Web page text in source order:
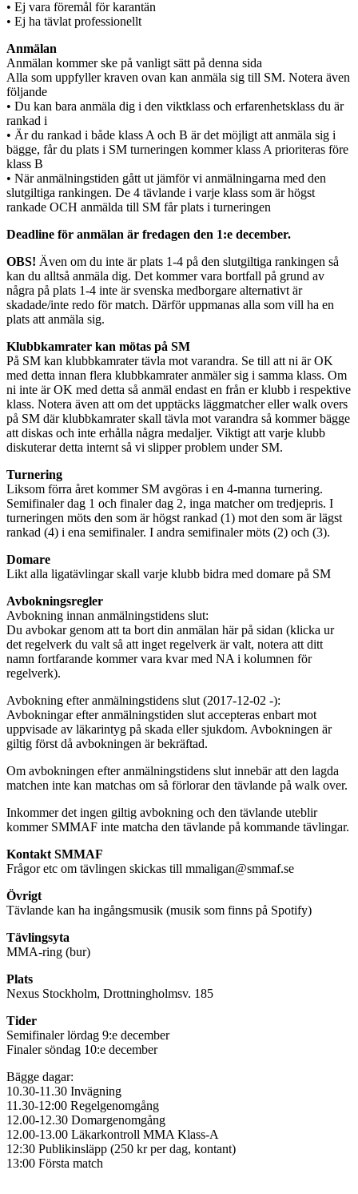
• Ej vara föremål för karantän
• Ej ha tävlat professionellt
Anmälan
Anmälan kommer ske på vanligt sätt på denna sida
Alla som uppfyller kraven ovan kan anmäla sig till SM. Notera även
följande
• Du kan bara anmäla dig i den viktklass och erfarenhetsklass du är
rankad i
• Är du rankad i både klass A och B är det möjligt att anmäla sig i
bägge, får du plats i SM turneringen kommer klass A prioriteras före
klass B
• När anmälningstiden gått ut jämför vi anmälningarna med den
slutgiltiga rankingen. De 4 tävlande i varje klass som är högst
rankade OCH anmälda till SM får plats i turneringen
Deadline för anmälan är fredagen den 1:e december.
OBS! Även om du inte är plats 1-4 på den slutgiltiga rankingen så
kan du alltså anmäla dig. Det kommer vara bortfall på grund av
några på plats 1-4 inte är svenska medborgare alternativt är
skadade/inte redo för match. Därför uppmanas alla som vill ha en
plats att anmäla sig.
Klubbkamrater kan mötas på SM
På SM kan klubbkamrater tävla mot varandra. Se till att ni är OK
med detta innan flera klubbkamrater anmäler sig i samma klass. Om
ni inte är OK med detta så anmäl endast en från er klubb i respektive
klass. Notera även att om det upptäcks läggmatcher eller walk overs
på SM där klubbkamrater skall tävla mot varandra så kommer bägge
att diskas och inte erhålla några medaljer. Viktigt att varje klubb
diskuterar detta internt så vi slipper problem under SM.
Turnering
Liksom förra året kommer SM avgöras i en 4-manna turnering.
Semifinaler dag 1 och finaler dag 2, inga matcher om tredjepris. I
turneringen möts den som är högst rankad (1) mot den som är lägst
rankad (4) i ena semifinaler. I andra semifinaler möts (2) och (3).
Domare
Likt alla ligatävlingar skall varje klubb bidra med domare på SM
Avbokningsregler
Avbokning innan anmälningstidens slut:
Du avbokar genom att ta bort din anmälan här på sidan (klicka ur
det regelverk du valt så att inget regelverk är valt, notera att ditt
namn fortfarande kommer vara kvar med NA i kolumnen för
regelverk).
Avbokning efter anmälningstidens slut (2017-12-02 -):
Avbokningar efter anmälningstiden slut accepteras enbart mot
uppvisade av läkarintyg på skada eller sjukdom. Avbokningen är
giltig först då avbokningen är bekräftad.
Om avbokningen efter anmälningstidens slut innebär att den lagda
matchen inte kan matchas om så förlorar den tävlande på walk over.
Inkommer det ingen giltig avbokning och den tävlande uteblir
kommer SMMAF inte matcha den tävlande på kommande tävlingar.
Kontakt SMMAF
Frågor etc om tävlingen skickas till mmaligan@smmaf.se
Övrigt
Tävlande kan ha ingångsmusik (musik som finns på Spotify)
Tävlingsyta
MMA-ring (bur)
Plats
Nexus Stockholm, Drottningholmsv. 185
Tider
Semifinaler lördag 9:e december
Finaler söndag 10:e december
Bägge dagar:
10.30-11.30 Invägning
11.30-12:00 Regelgenomgång
12.00-12.30 Domargenomgång
12.00-13.00 Läkarkontroll MMA Klass-A
12:30 Publikinsläpp (250 kr per dag, kontant)
13:00 Första match